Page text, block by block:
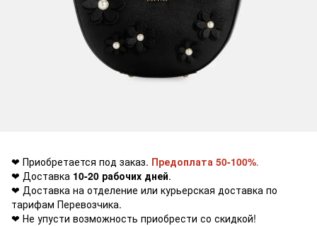
❤ Приобретается под заказ. Предоплата 50-100%.
❤ Доставка 10-20 рабочих дней.
❤ Доставка на отделение или курьерская доставка по
тарифам Перевозчика.
❤ Не упусти возможность приобрести со скидкой!